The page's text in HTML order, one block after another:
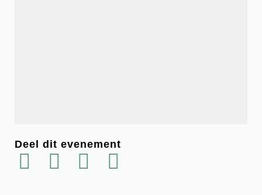
Deel dit evenement